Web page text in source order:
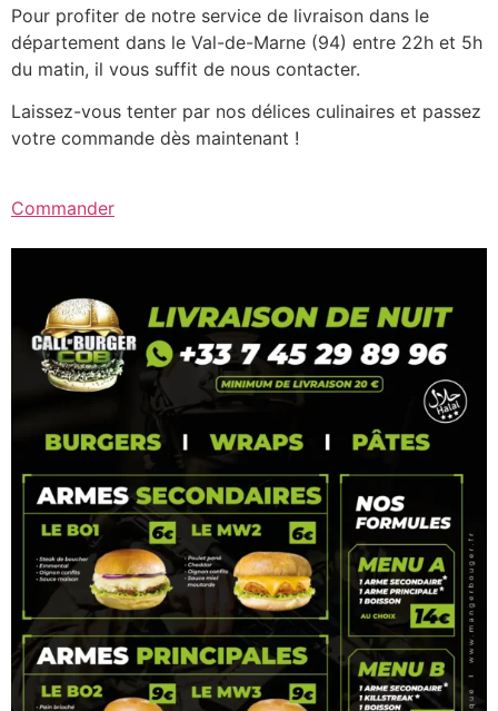
Pour profiter de notre service de livraison dans le
département dans le Val-de-Marne (94) entre 22h et 5h
du matin, il vous suffit de nous contacter.
Laissez-vous tenter par nos délices culinaires et passez
votre commande dès maintenant !
Commander